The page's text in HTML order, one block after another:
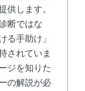
供します。
断ではな
る手助け」
されていま
ジを知りた
の解説が必